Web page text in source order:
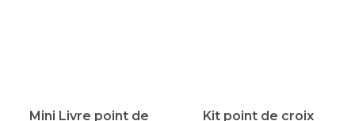
Mini Livre point de
Kit point de croix